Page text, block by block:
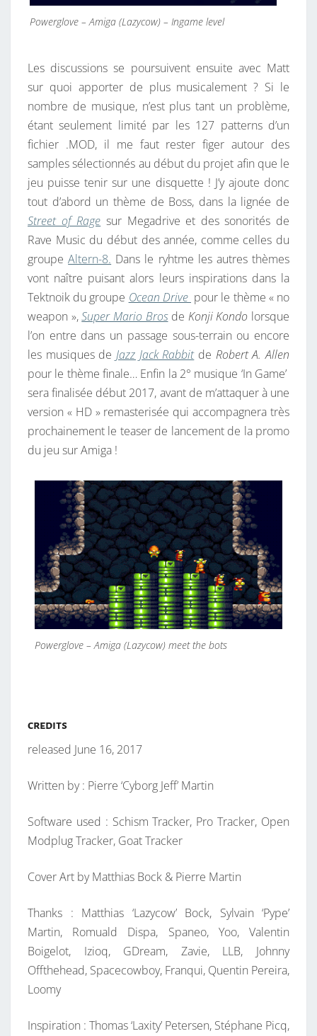
Powerglove – Amiga (Lazycow) – Ingame level
Les discussions se poursuivent ensuite avec Matt
sur quoi apporter de plus musicalement ? Si le
nombre de musique, n’est plus tant un problème,
étant seulement limité par les 127 patterns d’un
fichier .MOD, il me faut rester figer autour des
samples sélectionnés au début du projet afin que le
jeu puisse tenir sur une disquette ! J’y ajoute donc
tout d’abord un thème de Boss, dans la lignée de
Street of Rage sur Megadrive et des sonorités de
Rave Music du début des année, comme celles du
groupeAltern-8. Dans le ryhtme les autres thèmes
vont naître puisant alors leurs inspirations dans la
Tektnoik du groupe Ocean Drive pour le thème « no
weapon »,Super Mario Brosde Konji Kondo lorsque
l’on entre dans un passage sous-terrain ou encore
les musiques de Jazz Jack Rabbitde Robert A. Allen
pour le thème finale… Enfin la 2° musique ‘In Game’
sera finalisée début 2017, avant de m’attaquer à une
version « HD » remasterisée qui accompagnera très
prochainement le teaser de lancement de la promo
du jeu sur Amiga !
Powerglove – Amiga (Lazycow) meet the bots
credits
released June 16, 2017
Written by : Pierre ‘Cyborg Jeff’ Martin
Software used : Schism Tracker, Pro Tracker, Open
Modplug Tracker, Goat Tracker
Cover Art by Matthias Bock & Pierre Martin
Thanks : Matthias ‘Lazycow’ Bock, Sylvain ‘Pype’
Martin, Romuald Dispa, Spaneo, Yoo, Valentin
Boigelot, Izioq, GDream, Zavie, LLB, Johnny
Offthehead, Spacecowboy, Franqui, Quentin Pereira,
Loomy
Inspiration : Thomas ‘Laxity’ Petersen, Stéphane Picq,